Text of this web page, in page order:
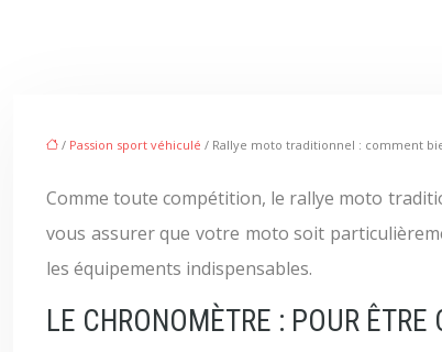
/ Passion sport véhiculé / Rallye moto traditionnel : comment
Comme toute compétition, le rallye moto
vous assurer que votre moto soit
les équipements indispensables.
LE CHRONOMÈTRE : POUR